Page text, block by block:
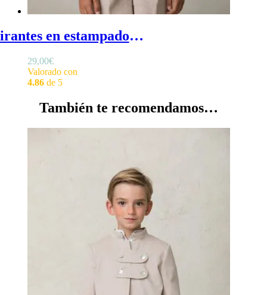
Tirantes en estampado girasoles - Tirantes niño en color beige con estampado de girasoles
29,00€
Valorado con
4.86 de 5
También te recomendamos…